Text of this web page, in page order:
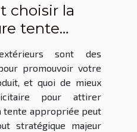
choisir la
tente
pour vos
extérieurs
sont des
promouvoir votre
et quoi de mieux
pour attirer
tente appropriée peut
stratégique majeur